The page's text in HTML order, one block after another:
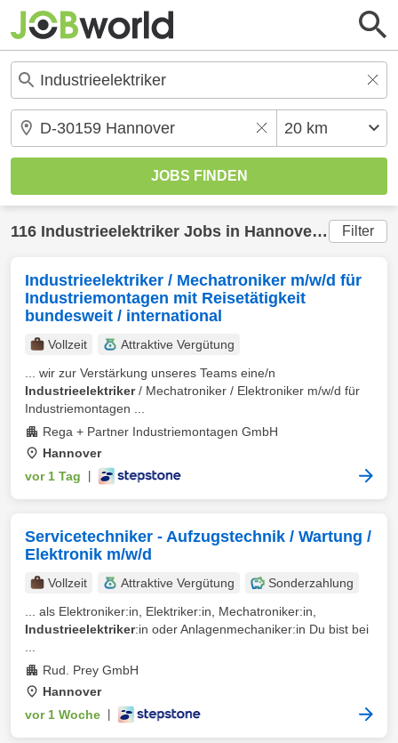
116 Industrieelektriker Jobs in Hannover (20 km)
Filter
Industrieelektriker / Mechatroniker m/w/d für
Industriemontagen mit Reisetätigkeit
bundesweit / international
Vollzeit
Attraktive Vergütung
... wir zur Verstärkung unseres Teams eine/n
Industrieelektriker/ Mechatroniker / Elektroniker m/w/d für
Industriemontagen ...
Rega + Partner Industriemontagen GmbH
Hannover
vor 1 Tag
Servicetechniker - Aufzugstechnik / Wartung /
Elektronik m/w/d
Vollzeit Attraktive Vergütung
Sonderzahlung
... als Elektroniker:in, Elektriker:in, Mechatroniker:in,
Industrieelektriker:in oder Anlagenmechaniker:in Du bist bei
Rud. Prey GmbH
Hannover
vor 1 Woche